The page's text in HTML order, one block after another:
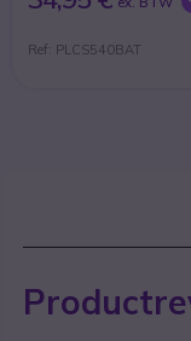
Ref: PLCS540BAT